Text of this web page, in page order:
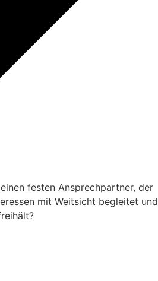
festen Ansprechpartner, der
mit Weitsicht begleitet und